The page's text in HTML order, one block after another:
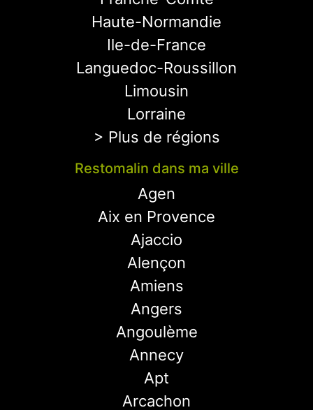
Haute-Normandie
Ile-de-France
Languedoc-Roussillon
Limousin
Lorraine
> Plus de régions
Restomalin dans ma ville
Agen
Aix en Provence
Ajaccio
Alençon
Amiens
Angers
Angoulème
Annecy
Apt
Arcachon